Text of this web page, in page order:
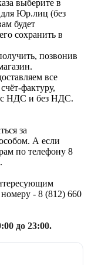
выберите в
Юр.лиц (без
будет
сохранить в
позвонив
все
фактуру,
с НДС и без НДС.
за
А если
по телефону 8
- 8 (812) 660
до 23:00.